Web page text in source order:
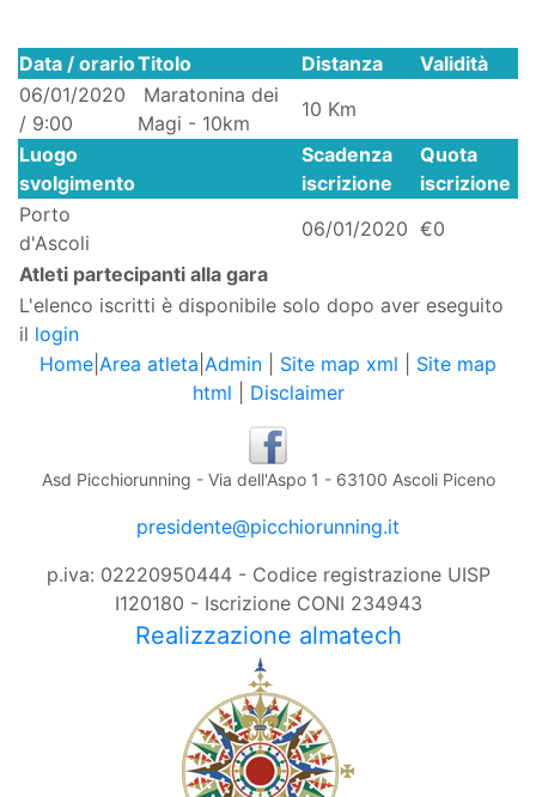
Data / orarioTitolo Distanza
Validità
06/01/2020
/ 9:00
Maratonina dei
Magi - 10km
10 Km
Luogo
svolgimento
Scadenza
iscrizione
Quota
iscrizione
Porto
d'Ascoli
06/01/2020 €0
Atleti partecipanti alla gara
L'elenco iscritti è disponibile solo dopo aver eseguito
il login
Home Area atleta Admin Site map xml
Site map
html
Disclaimer
Asd Picchiorunning - Via dell'Aspo 1 - 63100 Ascoli Piceno
presidente@picchiorunning.it
p.iva: 02220950444 - Codice registrazione UISP
I120180 - Iscrizione CONI 234943
Realizzazione almatech